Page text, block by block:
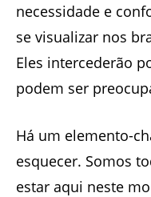
necessidade e
se visualizar nos
Eles intercederão
podem ser
Há um elemento-
esquecer. Somos
estar aqui neste